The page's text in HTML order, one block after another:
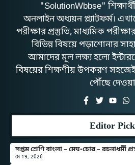
"SolutionWbbse"
অনলাইন অধ্যয়ন প্ল্যাটফর্ম।
পরীক্ষার প্রস্তুতি, মাধ্যমিক
বিভিন্ন বিষয়ে পড়াশোনার
আমাদের মূল লক্ষ্য হলো
বিষয়ের শিক্ষণীয় উপকরণ সহজেই
পৌঁছে
Editor
সপ্তম শ্রেণি বাংলা – মেঘ-চোর – রচনাধর্মী
মে 19, 2026